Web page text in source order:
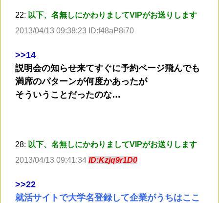
22: 以下、名無しにかわりましてVIPがお送りします
2013/04/13 09:38:23 ID:f48aP8i70
>>14
説明会の知らせ来てすぐに予約ページ飛んでも
満席のパターンが何度かあったが
そういうことだったのな…
28: 以下、名無しにかわりましてVIPがお送りします
2013/04/13 09:41:34 ID:Kzjq9r1D0
>>22
就活サイトで大学名登録して企業がうちはここ